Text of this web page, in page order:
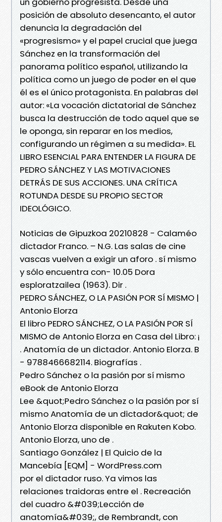
posición de absoluto desencanto, el autor
denuncia la degradación del
«progresismo» y el papel crucial que juega
Sánchez en la transformación del
panorama político español, utilizando la
política como un juego de poder en el que
él es el único protagonista. En palabras del
autor: «La vocación dictatorial de Sánchez
busca la destrucción de todo aquel que se
le oponga, sin reparar en los medios,
configurando un régimen a su medida». EL
LIBRO ESENCIAL PARA ENTENDER LA FIGURA DE
PEDRO SÁNCHEZ Y LAS MOTIVACIONES
DETRÁS DE SUS ACCIONES. UNA CRÍTICA
ROTUNDA DESDE SU PROPIO SECTOR
IDEOLÓGICO.
Noticias de Gipuzkoa 20210828 - Calaméo
dictador Franco. – N.G. Las salas de cine
vascas vuelven a exigir un aforo . sí mismo
y sólo encuentra con- 10.05 Dora
esploratzailea (1963). Dir .
PEDRO SÁNCHEZ, O LA PASIÓN POR SÍ MISMO |
Antonio Elorza
El libro PEDRO SÁNCHEZ, O LA PASIÓN POR SÍ
MISMO de Antonio Elorza en Casa del Libro: ¡
. Anatomía de un dictador. Antonio Elorza. B
- 9788466682114. Biografías .
Pedro Sánchez o la pasión por sí mismo
eBook de Antonio Elorza
Lee &quot;Pedro Sánchez o la pasión por sí
mismo Anatomía de un dictador&quot; de
Antonio Elorza disponible en Rakuten Kobo.
Antonio Elorza, uno de .
Santiago González | El Quicio de la
Mancebía [EQM] - WordPress.com
por el dictador ruso. Ya vimos las
relaciones traidoras entre el . Recreación
del cuadro &#039;Lección de
anatomía&#039;, de Rembrandt, con